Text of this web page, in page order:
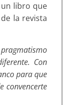
libro que
la revista
Con
para que
convencerte